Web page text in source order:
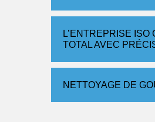
L’ENTREPRISE
TOTAL AVEC
NETTOYAGE DE